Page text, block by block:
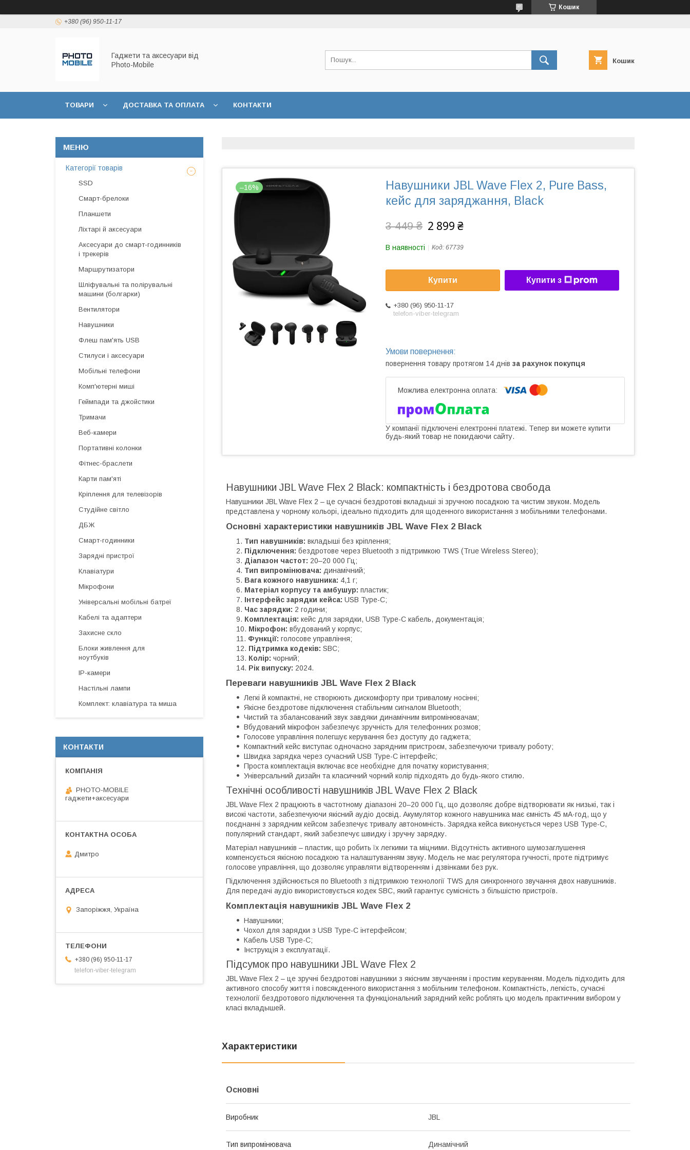
Кошик
+380 (96) 950-11-17
Гаджети та аксесуари від
Photo-Mobile
Кошик
ТОВАРИ ДОСТАВКА ТА ОПЛАТА КОНТАКТИ
–16%
Навушники JBL Wave Flex 2, Pure Bass,
кейс для заряджання, Black
3 449 ₴ 2 899 ₴
В наявності Код: 67739
Купити Купити з
+380 (96) 950-11-17
telefon-viber-telegram
повернення товару протягом 14 днів за рахунок покупця
У компанії підключені електронні платежі. Тепер ви можете купити
будь-який товар не покидаючи сайту.
Навушники JBL Wave Flex 2 Black: компактність і бездротова свобода
Навушники JBL Wave Flex 2 – це сучасні бездротові вкладыші зі зручною посадкою та чистим звуком. Модель
представлена у чорному кольорі, ідеально підходить для щоденного використання з мобільними телефонами.
Основні характеристики навушників JBL Wave Flex 2 Black
Тип навушників: вкладыші без кріплення;
Підключення: бездротове через Bluetooth з підтримкою TWS (True Wireless Stereo);
Діапазон частот: 20–20 000 Гц;
Тип випромінювача: динамічний;
Вага кожного навушника: 4,1 г;
Матеріал корпусу та амбушур: пластик;
Інтерфейс зарядки кейса: USB Type-C;
Час зарядки: 2 години;
Комплектація: кейс для зарядки, USB Type-C кабель, документація;
Мікрофон: вбудований у корпус;
Функції: голосове управління;
Підтримка кодеків: SBC;
Колір: чорний;
Рік випуску: 2024.
Переваги навушників JBL Wave Flex 2 Black
Легкі й компактні, не створюють дискомфорту при тривалому носінні;
Якісне бездротове підключення стабільним сигналом Bluetooth;
Чистий та збалансований звук завдяки динамічним випромінювачам;
Вбудований мікрофон забезпечує зручність для телефонних розмов;
Голосове управління полегшує керування без доступу до гаджета;
Компактний кейс виступає одночасно зарядним пристроєм, забезпечуючи тривалу роботу;
Швидка зарядка через сучасний USB Type-C інтерфейс;
Проста комплектація включає все необхідне для початку користування;
Універсальний дизайн та класичний чорний колір підходять до будь-якого стилю.
Технічні особливості навушників JBL Wave Flex 2 Black
JBL Wave Flex 2 працюють в частотному діапазоні 20–20 000 Гц, що дозволяє добре відтворювати як низькі, так і
високі частоти, забезпечуючи якісний аудіо досвід. Акумулятор кожного навушника має ємність 45 мА·год, що у
поєднанні з зарядним кейсом забезпечує тривалу автономність. Зарядка кейса виконується через USB Type-C,
популярний стандарт, який забезпечує швидку і зручну зарядку.
Матеріал навушників – пластик, що робить їх легкими та міцними. Відсутність активного шумозаглушення
компенсується якісною посадкою та налаштуванням звуку. Модель не має регулятора гучності, проте підтримує
голосове управління, що дозволяє управляти відтворенням і дзвінками без рук.
Підключення здійснюється по Bluetooth з підтримкою технології TWS для синхронного звучання двох навушників.
Для передачі аудіо використовується кодек SBC, який гарантує сумісність з більшістю пристроїв.
Комплектація навушників JBL Wave Flex 2
Навушники;
Чохол для зарядки з USB Type-C інтерфейсом;
Кабель USB Type-C;
Інструкція з експлуатації.
Підсумок про навушники JBL Wave Flex 2
JBL Wave Flex 2 – це зручні бездротові навушники з якісним звучанням і простим керуванням. Модель підходить для
активного способу життя і повсякденного використання з мобільним телефоном. Компактність, легкість, сучасні
технології бездротового підключення та функціональний зарядний кейс роблять цю модель практичним вибором у
класі вкладышей.
Характеристики
Основні
Виробник JBL
Тип випромінювача Динамічний
Категорії товарів
SSD
Смарт-брелоки
Планшети
Ліхтарі й аксесуари
Аксесуари до смарт-годинників
і трекерів
Маршрутизатори
Шліфувальні та полірувальні
машини (болгарки)
Вентилятори
Навушники
Флеш пам'ять USB
Стилуси і аксесуари
Мобільні телефони
Комп'ютерні миші
Геймпади та джойстики
Тримачи
Веб-камери
Портативні колонки
Фітнес-браслети
Карти пам'яті
Кріплення для телевізорів
Студійне світло
ДБЖ
Смарт-годинники
Зарядні пристрої
Клавіатури
Мікрофони
Універсальні мобільні батреї
Кабелі та адаптери
Захисне скло
Блоки живлення для
ноутбуків
IP-камери
Настільні лампи
Комплект: клавіатура та миша
КОНТАКТИ
PHOTO-MOBILE
гаджети+аксесуари
Дмитро
Запоріжжя, Україна
+380 (96) 950-11-17
telefon-viber-telegram